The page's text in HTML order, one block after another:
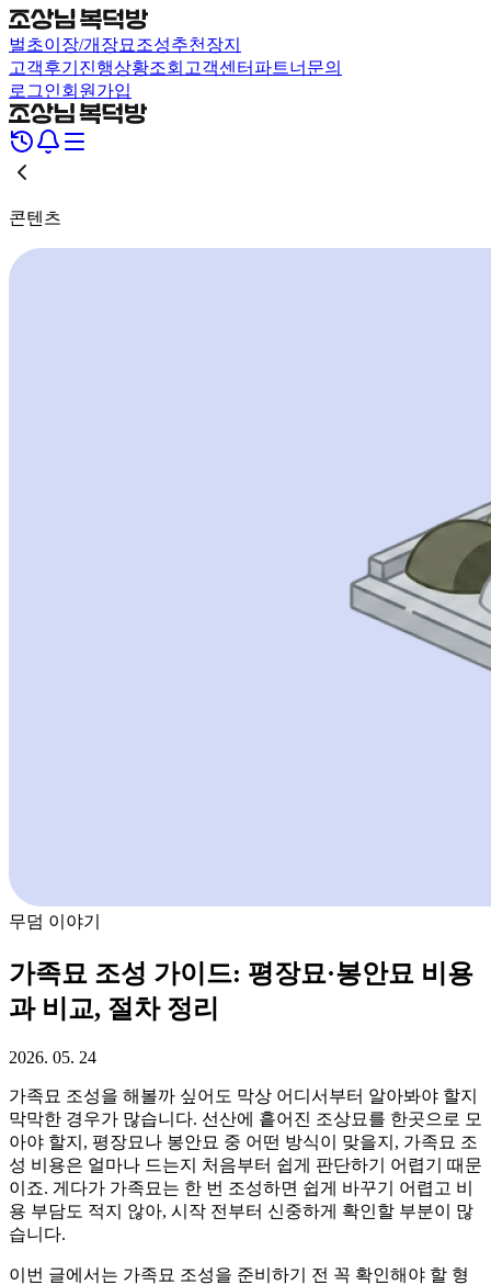
벌초이장/개장묘조성추천장지
고객후기 진행상황조회 고객센터 파트너문의
로그인회원가입
콘텐츠
무덤 이야기
가족묘 조성 가이드: 평장묘·봉안묘 비용
과 비교, 절차 정리
2026. 05. 24
가족묘 조성을 해볼까 싶어도 막상 어디서부터 알아봐야 할지
막막한 경우가 많습니다. 선산에 흩어진 조상묘를 한곳으로 모
아야 할지, 평장묘나 봉안묘 중 어떤 방식이 맞을지, 가족묘 조
성 비용은 얼마나 드는지 처음부터 쉽게 판단하기 어렵기 때문
이죠. 게다가 가족묘는 한 번 조성하면 쉽게 바꾸기 어렵고 비
용 부담도 적지 않아, 시작 전부터 신중하게 확인할 부분이 많
습니다.
이번 글에서는 가족묘 조성을 준비하기 전 꼭 확인해야 할 형